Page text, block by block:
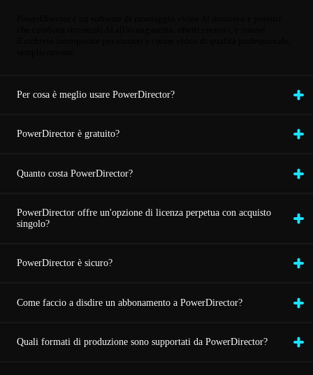
Per cosa è meglio usare PowerDirector?
PowerDirector è gratuito?
Quanto costa PowerDirector?
PowerDirector offre un'opzione di licenza perpetua con acquisto
singolo?
PowerDirector è sicuro?
Come faccio a disdire un abbonamento a PowerDirector?
Quali formati di produzione sono supportati da PowerDirector?